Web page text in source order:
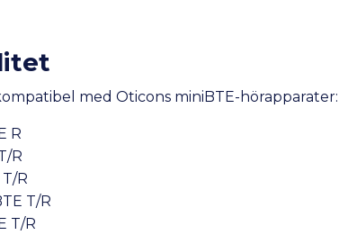
med Oticons miniBTE-hörapparater:
R
R
R
T/R
T/R